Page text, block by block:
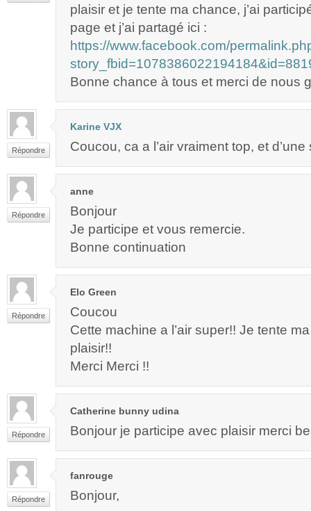
plaisir et je tente ma chance, j’ai
page et j’ai partagé ici :
https://www.facebook.com/
Bonne chance à tous et merci de nous
Répondre
Karine VJX
Coucou, ca a l’air vraiment top, et d’une
Répondre
anne
Bonjour
Je participe et vous remercie.
Bonne continuation
Répondre
Elo Green
Coucou
Cette machine a l’air super!! Je tente
plaisir!!
Merci Merci !!
Répondre
Catherine bunny udina
Bonjour je participe avec plaisir merci
Répondre
fanrouge
Bonjour,